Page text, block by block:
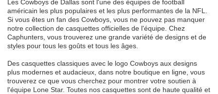
Les Cowboys de Dallas sont l'une des équipes de football
américain les plus populaires et les plus performantes de la NFL.
Si vous êtes un fan des Cowboys, vous ne pouvez pas manquer
notre collection de casquettes officielles de l'équipe. Chez
Caphunters, vous trouverez une grande variété de designs et de
styles pour tous les goûts et tous les âges.
Des casquettes classiques avec le logo Cowboys aux designs
plus modernes et audacieux, dans notre boutique en ligne, vous
trouverez ce que vous cherchez pour montrer votre soutien à
l'équipe Lone Star. Toutes nos casquettes sont de haute qualité et